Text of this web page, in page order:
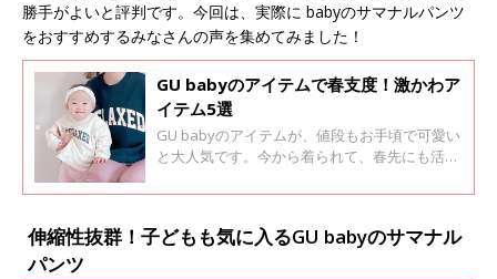
勝手がよいと評判です。今回は、実際に babyのサマナルパンツ
をおすすめするみなさんの声を集めてみました！
GU babyのアイテムで春支度！激かわア
イテム5選
GU babyのアイテムが、値段もお手頃で可愛い
と大人気です。今から着られて、春先にも活躍
着られるデザインが多いのも、嬉しいポイント
テムをご紹介します。
伸縮性抜群！子どもも気に入るGU babyのサマナル
パンツ